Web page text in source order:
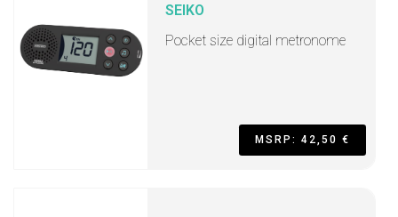
SEIKO
Pocket size digital metronome
MSRP: 42,50 €